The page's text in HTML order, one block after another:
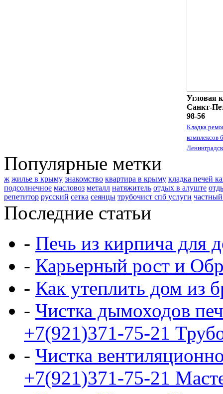
Угловая
Санкт-
98-56
Кладка
комплексов
Популярные метки
ж жилье в крыму знакомство квартира в крыму кладка печей
подсолнечное масловоз металл натяжитель отдых в алуште
репетитор русский сетка сеянцы трубочист спб услуги
Последние статьи
- Печь из кирпича для
- Карьерный рост и
- Как утеплить дом из
- Чистка дымоходов
+7(921)371-75-21
- Чистка
+7(921)371-75-21